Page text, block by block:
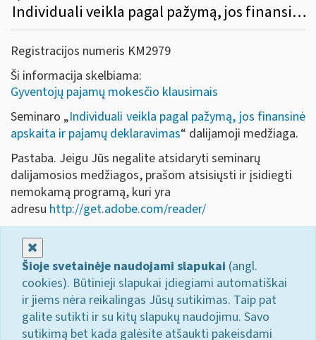
Individuali veikla pagal pažymą, jos finansinė apskaita ir pajamų deklaravimas
Registracijos numeris KM2979
Ši informacija skelbiama:
Gyventojų pajamų mokesčio klausimais
Seminaro „Individuali veikla pagal pažymą, jos finansinė
apskaita ir pajamų deklaravimas“ dalijamoji medžiaga.
Pastaba. Jeigu Jūs negalite atsidaryti seminarų
dalijamosios medžiagos, prašom atsisiųsti ir įsidiegti
nemokamą programą, kuri yra
adresu http://get.adobe.com/reader/
Šioje svetainėje naudojami slapukai (angl.
cookies). Būtinieji slapukai įdiegiami automatiškai
ir jiems nėra reikalingas Jūsų sutikimas. Taip pat
galite sutikti ir su kitų slapukų naudojimu. Savo
sutikimą bet kada galėsite atšaukti pakeisdami